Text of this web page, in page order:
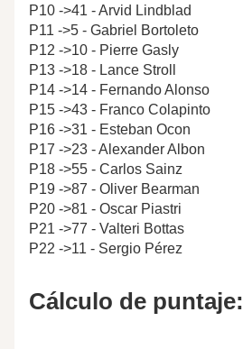
P10 ->41 - Arvid Lindblad
P11 ->5 - Gabriel Bortoleto
P12 ->10 - Pierre Gasly
P13 ->18 - Lance Stroll
P14 ->14 - Fernando Alonso
P15 ->43 - Franco Colapinto
P16 ->31 - Esteban Ocon
P17 ->23 - Alexander Albon
P18 ->55 - Carlos Sainz
P19 ->87 - Oliver Bearman
P20 ->81 - Oscar Piastri
P21 ->77 - Valteri Bottas
P22 ->11 - Sergio Pérez
Cálculo de puntaje: